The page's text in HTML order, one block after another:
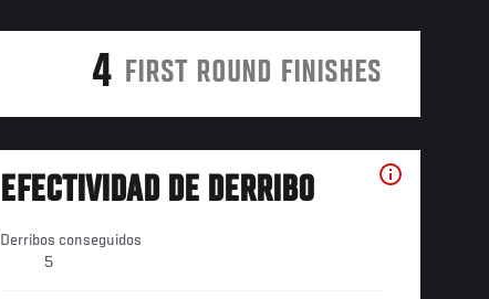
4 FIRST ROUND FINISHES
EFECTIVIDAD DE DERRIBO
Derribos conseguidos
5